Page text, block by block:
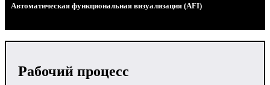
Автоматическая функциональная визуализация (AFI)
Рабочий процесс